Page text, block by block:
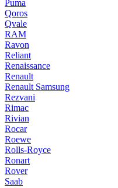
Puma
Qoros
Qvale
RAM
Ravon
Reliant
Renaissance
Renault
Renault Samsung
Rezvani
Rimac
Rivian
Rocar
Roewe
Rolls-Royce
Ronart
Rover
Saab